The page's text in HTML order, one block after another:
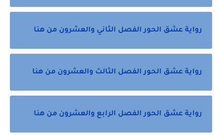
رواية عشق الحور الفصل الثاني والعشرون من هنا
رواية عشق الحور الفصل الثالث والعشرون من هنا
رواية عشق الحور الفصل الرابع والعشرون من هنا